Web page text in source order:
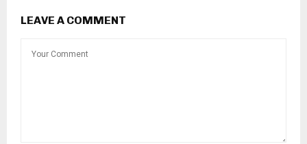
LEAVE A COMMENT